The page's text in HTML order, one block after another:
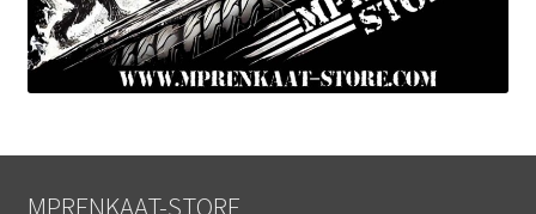
MPRENKAAT-STORE